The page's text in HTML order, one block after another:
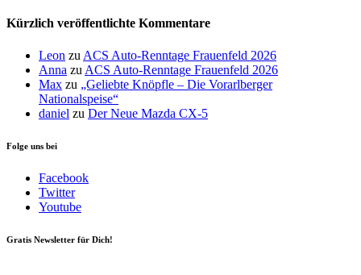
Kürzlich veröffentlichte Kommentare
Leon zu ACS Auto-Renntage Frauenfeld 2026
Anna zu ACS Auto-Renntage Frauenfeld 2026
Max zu „Geliebte Knöpfle – Die Vorarlberger
Nationalspeise“
daniel zu Der Neue Mazda CX-5
Folge uns bei
Facebook
Twitter
Youtube
Gratis Newsletter für Dich!